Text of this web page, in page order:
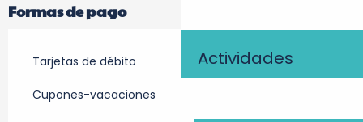
Actividades
Formas de pago
Tarjetas de débito
Cupones-vacaciones